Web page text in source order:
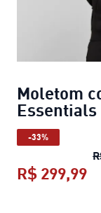
Moletom
Essentials
-33%
R$ 299,99